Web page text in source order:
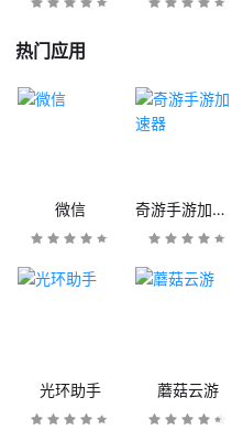
热门应用
微信 奇游手游加速器
光环助手 蘑菇云游